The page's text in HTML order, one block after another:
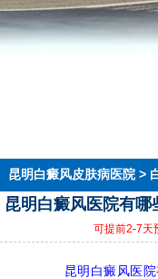
昆明白癜风皮肤病医院>
昆明白癜风医院有
可提前2-7天
昆明白癜风医院